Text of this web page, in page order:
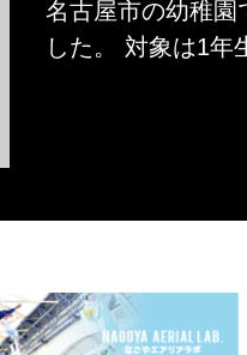
名古屋市の幼稚園
した。 対象は1年